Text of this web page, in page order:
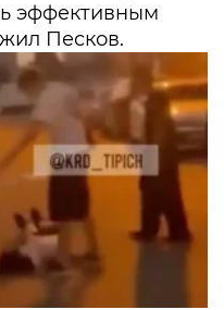
эффективным
Песков.